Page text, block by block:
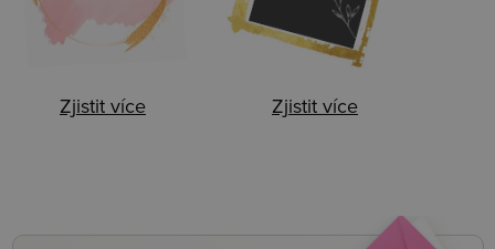
Zjistit více Zjistit více